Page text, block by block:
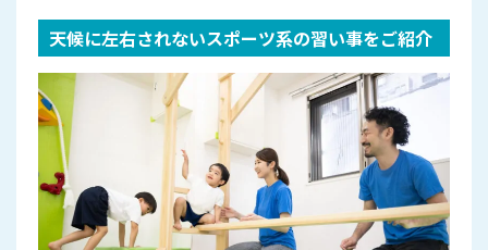
天候に左右されないスポーツ系の習い事をご紹介